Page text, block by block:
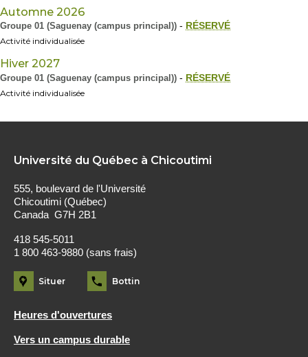
Automne 2026
Groupe 01 (Saguenay (campus principal)) - RÉSERVÉ
Activité individualisée
Hiver 2027
Groupe 01 (Saguenay (campus principal)) - RÉSERVÉ
Activité individualisée
Université du Québec à Chicoutimi
555, boulevard de l'Université
Chicoutimi (Québec)
Canada G7H 2B1
418 545-5011
1 800 463-9880 (sans frais)
Situer Bottin
Heures d'ouvertures
Vers un campus durable